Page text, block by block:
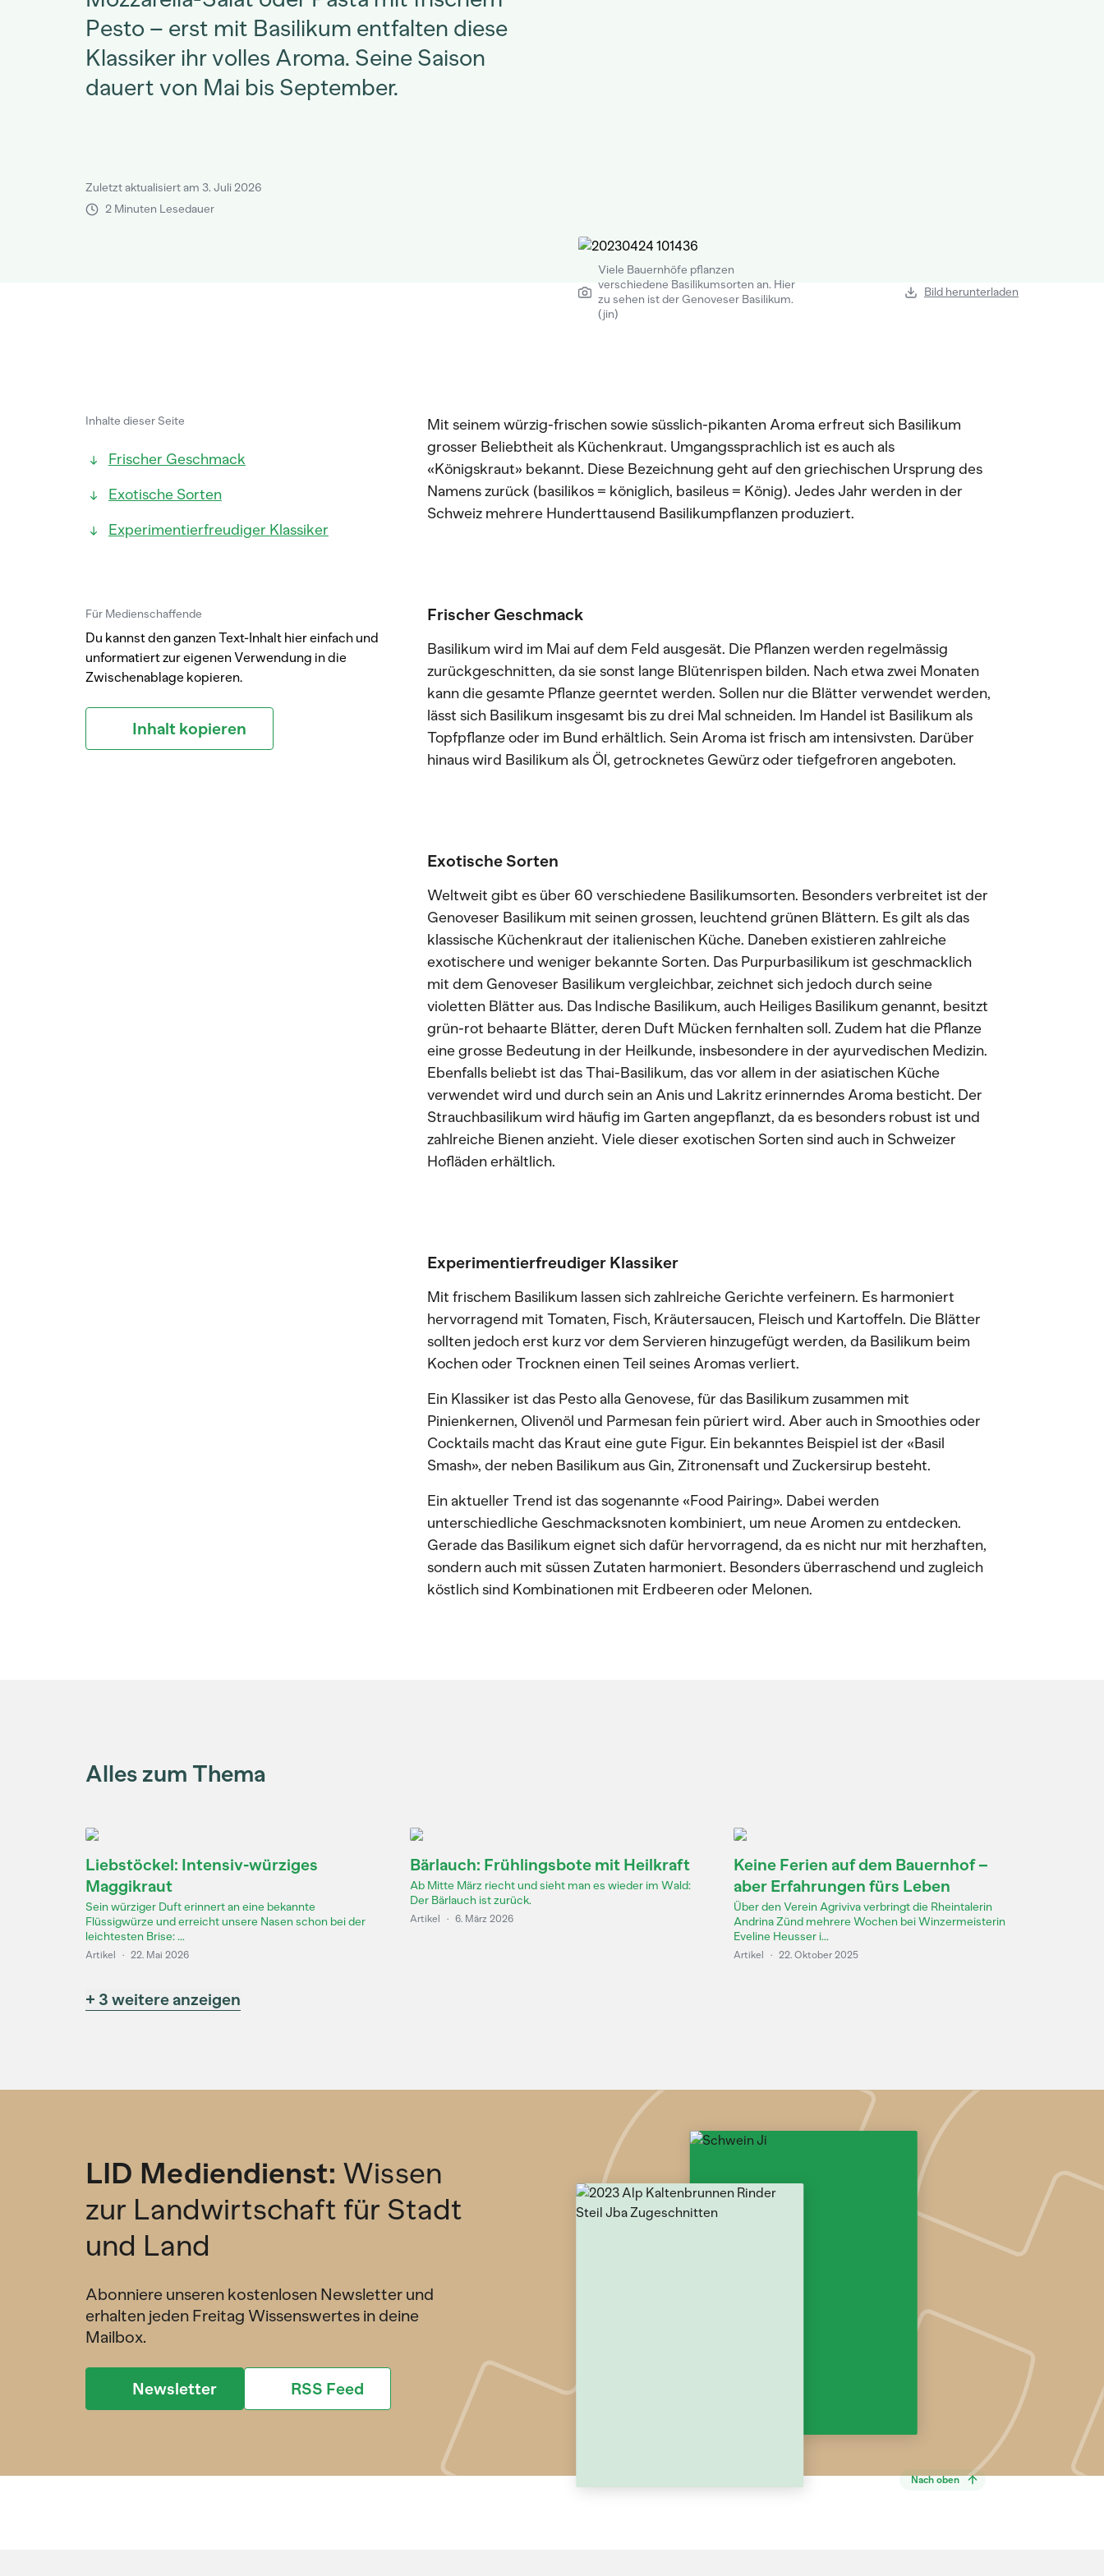
Pesto – erst mit Basilikum entfalten diese
Klassiker ihr volles Aroma. Seine Saison
dauert von Mai bis September.
Zuletzt aktualisiert am 3. Juli 2026
2 Minuten Lesedauer
Viele Bauernhöfe pflanzen
verschiedene Basilikumsorten an. Hier
zu sehen ist der Genoveser Basilikum.
(jin)
Bild herunterladen
Inhalte dieser Seite
Frischer Geschmack
Exotische Sorten
Experimentierfreudiger Klassiker
Für Medienschaffende
Du kannst den ganzen Text-Inhalt hier einfach und
unformatiert zur eigenen Verwendung in die
Zwischenablage kopieren.
Inhalt kopieren
Mit seinem würzig-frischen sowie süsslich-pikanten Aroma erfreut sich Basilikum
grosser Beliebtheit als Küchenkraut. Umgangssprachlich ist es auch als
«Königskraut» bekannt. Diese Bezeichnung geht auf den griechischen Ursprung des
Namens zurück (basilikos = königlich, basileus = König). Jedes Jahr werden in der
Schweiz mehrere Hunderttausend Basilikumpflanzen produziert.
Frischer Geschmack
Basilikum wird im Mai auf dem Feld ausgesät. Die Pflanzen werden regelmässig
zurückgeschnitten, da sie sonst lange Blütenrispen bilden. Nach etwa zwei Monaten
kann die gesamte Pflanze geerntet werden. Sollen nur die Blätter verwendet werden,
lässt sich Basilikum insgesamt bis zu drei Mal schneiden. Im Handel ist Basilikum als
Topfpflanze oder im Bund erhältlich. Sein Aroma ist frisch am intensivsten. Darüber
hinaus wird Basilikum als Öl, getrocknetes Gewürz oder tiefgefroren angeboten.
Exotische Sorten
Weltweit gibt es über 60 verschiedene Basilikumsorten. Besonders verbreitet ist der
Genoveser Basilikum mit seinen grossen, leuchtend grünen Blättern. Es gilt als das
klassische Küchenkraut der italienischen Küche. Daneben existieren zahlreiche
exotischere und weniger bekannte Sorten. Das Purpurbasilikum ist geschmacklich
mit dem Genoveser Basilikum vergleichbar, zeichnet sich jedoch durch seine
violetten Blätter aus. Das Indische Basilikum, auch Heiliges Basilikum genannt, besitzt
grün-rot behaarte Blätter, deren Duft Mücken fernhalten soll. Zudem hat die Pflanze
eine grosse Bedeutung in der Heilkunde, insbesondere in der ayurvedischen Medizin.
Ebenfalls beliebt ist das Thai-Basilikum, das vor allem in der asiatischen Küche
verwendet wird und durch sein an Anis und Lakritz erinnerndes Aroma besticht. Der
Strauchbasilikum wird häufig im Garten angepflanzt, da es besonders robust ist und
zahlreiche Bienen anzieht. Viele dieser exotischen Sorten sind auch in Schweizer
Hofläden erhältlich.
Experimentierfreudiger Klassiker
Mit frischem Basilikum lassen sich zahlreiche Gerichte verfeinern. Es harmoniert
hervorragend mit Tomaten, Fisch, Kräutersaucen, Fleisch und Kartoffeln. Die Blätter
sollten jedoch erst kurz vor dem Servieren hinzugefügt werden, da Basilikum beim
Kochen oder Trocknen einen Teil seines Aromas verliert.
Ein Klassiker ist das Pesto alla Genovese, für das Basilikum zusammen mit
Pinienkernen, Olivenöl und Parmesan fein püriert wird. Aber auch in Smoothies oder
Cocktails macht das Kraut eine gute Figur. Ein bekanntes Beispiel ist der «Basil
Smash», der neben Basilikum aus Gin, Zitronensaft und Zuckersirup besteht.
Ein aktueller Trend ist das sogenannte «Food Pairing». Dabei werden
unterschiedliche Geschmacksnoten kombiniert, um neue Aromen zu entdecken.
Gerade das Basilikum eignet sich dafür hervorragend, da es nicht nur mit herzhaften,
sondern auch mit süssen Zutaten harmoniert. Besonders überraschend und zugleich
köstlich sind Kombinationen mit Erdbeeren oder Melonen.
Alles zum Thema
Liebstöckel: Intensiv-würziges
Maggikraut
Sein würziger Duft erinnert an eine bekannte
Flüssigwürze und erreicht unsere Nasen schon bei der
leichtesten Brise: ...
Artikel · 22. Mai 2026
Bärlauch: Frühlingsbote mit Heilkraft
Ab Mitte März riecht und sieht man es wieder im Wald:
Der Bärlauch ist zurück.
Artikel · 6. März 2026
Keine Ferien auf dem Bauernhof –
aber Erfahrungen fürs Leben
Über den Verein Agriviva verbringt die Rheintalerin
Andrina Zünd mehrere Wochen bei Winzermeisterin
Eveline Heusser i...
Artikel · 22. Oktober 2025
+ 3 weitere anzeigen
LID Mediendienst: Wissen
zur Landwirtschaft für Stadt
und Land
Abonniere unseren kostenlosen Newsletter und
erhalten jeden Freitag Wissenswertes in deine
Mailbox.
Newsletter RSS Feed
Nach oben